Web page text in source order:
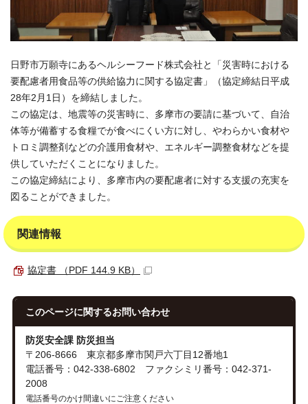
日野市万願寺にあるヘルシーフード株式会社と「災害時における
要配慮者用食品等の供給協力に関する協定書」（協定締結日平成
28年2月1日）を締結しました。
この協定は、地震等の災害時に、多摩市の要請に基づいて、自治
体等が備蓄する食糧でが食べにくい方に対し、やわらかい食材や
トロミ調整剤などの介護用食材や、エネルギー調整食材などを提
供していただくことになりました。
この協定締結により、多摩市内の要配慮者に対する支援の充実を
図ることができました。
関連情報
協定書 （PDF 144.9 KB）
このページに関するお問い合わせ
防災安全課 防災担当
〒206-8666 東京都多摩市関戸六丁目12番地1
電話番号：042-338-6802 ファクシミリ番号：042-371-
2008
電話番号のかけ間違いにご注意ください